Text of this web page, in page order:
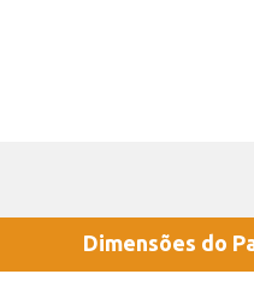
Dimensões do